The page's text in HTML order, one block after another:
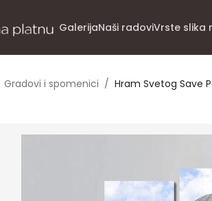
GalerijaNaši radoviVrste slika
Gradovi i spomenici / Hram Svetog Save